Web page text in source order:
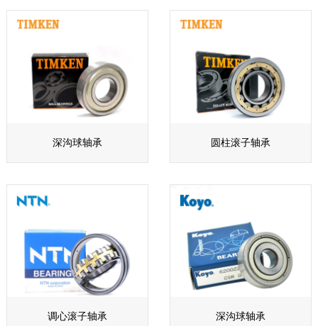
深沟球轴承 圆柱滚子轴承
调心滚子轴承 深沟球轴承